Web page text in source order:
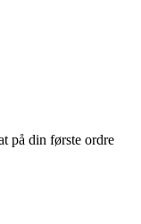
på din første ordre